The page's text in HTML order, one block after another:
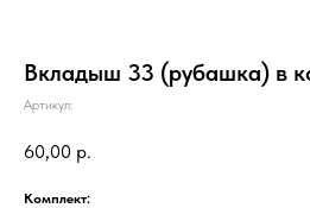
Вкладыш 33 (рубашка) в
Артикул:
60,00 р.
Комплект: